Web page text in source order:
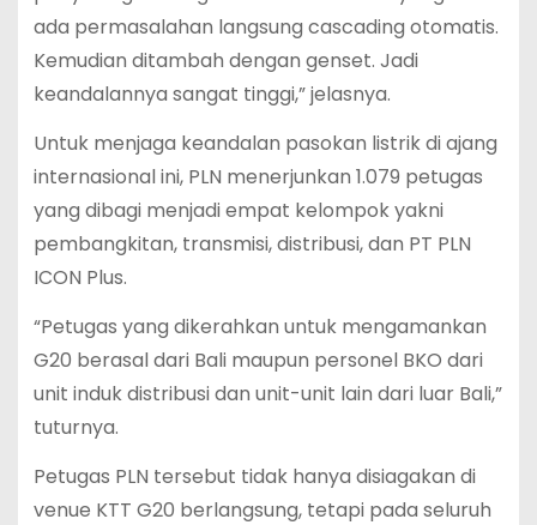
ada permasalahan langsung cascading otomatis.
Kemudian ditambah dengan genset. Jadi
keandalannya sangat tinggi,” jelasnya.
Untuk menjaga keandalan pasokan listrik di ajang
internasional ini, PLN menerjunkan 1.079 petugas
yang dibagi menjadi empat kelompok yakni
pembangkitan, transmisi, distribusi, dan PT PLN
ICON Plus.
“Petugas yang dikerahkan untuk mengamankan
G20 berasal dari Bali maupun personel BKO dari
unit induk distribusi dan unit-unit lain dari luar Bali,”
tuturnya.
Petugas PLN tersebut tidak hanya disiagakan di
venue KTT G20 berlangsung, tetapi pada seluruh